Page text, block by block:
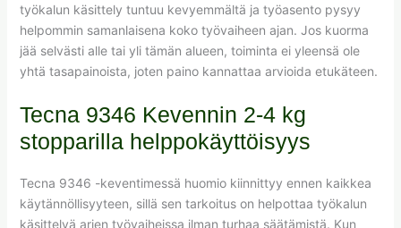
työkalun käsittely tuntuu kevyemmältä ja työasento pysyy
helpommin samanlaisena koko työvaiheen ajan. Jos kuorma
jää selvästi alle tai yli tämän alueen, toiminta ei yleensä ole
yhtä tasapainoista, joten paino kannattaa arvioida etukäteen.
Tecna 9346 Kevennin 2-4 kg
stopparilla helppokäyttöisyys
Tecna 9346 -keventimessä huomio kiinnittyy ennen kaikkea
käytännöllisyyteen, sillä sen tarkoitus on helpottaa työkalun
käsittelyä arjen työvaiheissa ilman turhaa säätämistä. Kun